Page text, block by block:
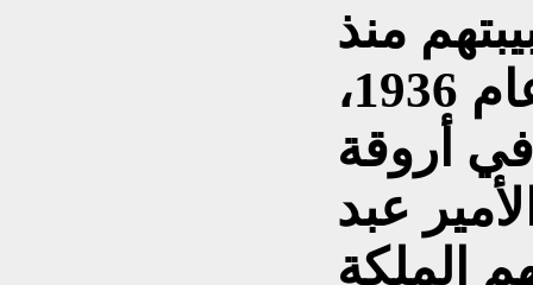
منذ
ولادتها في الحجاز عام 1936،
أروقة
عبد
الملكة